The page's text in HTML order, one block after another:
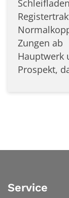
Zungen ab
Hauptwerk
Prospekt,
Service